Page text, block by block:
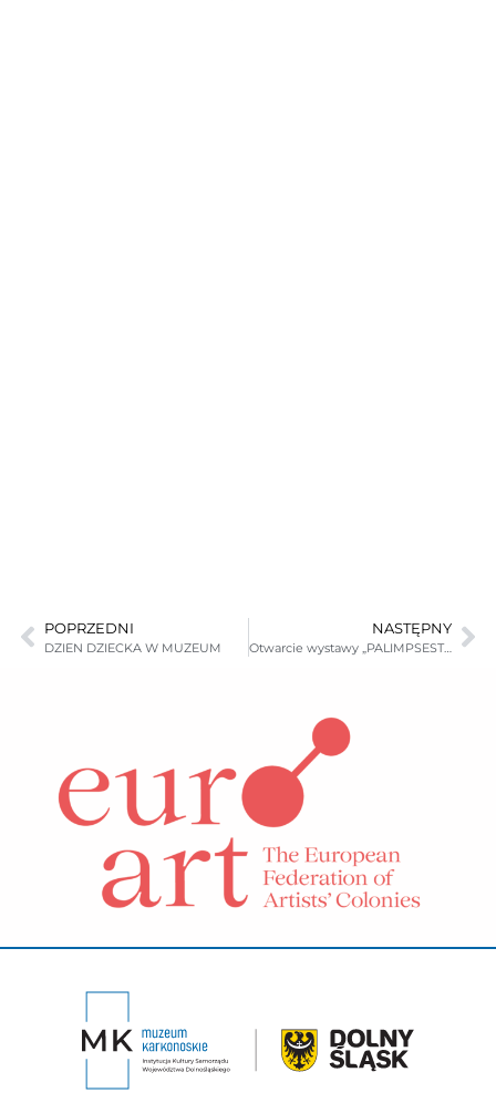
POPRZEDNI
DZIEN DZIECKA W MUZEUM
NASTĘPNY
Otwarcie wystawy „PALIMPSEST DOLNOŚLĄSKI” 06.06.2012 r.